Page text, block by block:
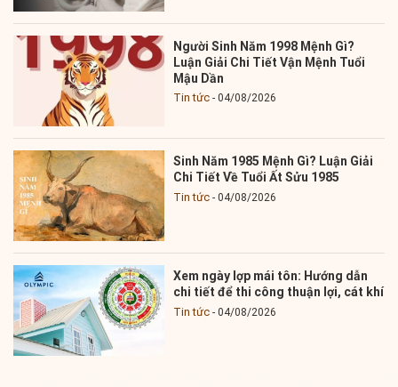
Người Sinh Năm 1998 Mệnh Gì?
Luận Giải Chi Tiết Vận Mệnh Tuổi
Mậu Dần
Tin tức 04/08/2026
Sinh Năm 1985 Mệnh Gì? Luận Giải
Chi Tiết Về Tuổi Ất Sửu 1985
Tin tức 04/08/2026
Xem ngày lợp mái tôn: Hướng dẫn
chi tiết để thi công thuận lợi, cát khí
Tin tức 04/08/2026